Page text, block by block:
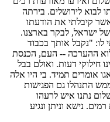
לבוא לירושלים. בירתה
קיבלתי את הודעתו
ישראל, לבקר בארצנו.
לו: "נקבל אותך בכבוד
ההערכה -- העם, הכנסת
חילוקי דעות. ואולם בבל
אומרים תמיד. בי היו אלה
ממש התנהלו גם הפגישות
נתנו איש לרעהו
נישא וניתן ונגיע